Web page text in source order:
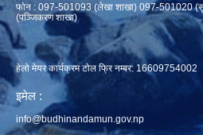
फाेन : 097-501093 (लेखा शाखा) 097-501020
(पञ्जिकरण शाखा)
हेलो मेयर कार्यक्रम टोल फ्रि नम्बर: 16609754002
इमेल :
info@budhinandamun.gov.np